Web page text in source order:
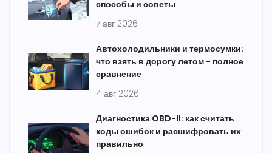
способы и советы
7 авг 2026
Автохолодильники и термосумки:
что взять в дорогу летом - полное
сравнение
4 авг 2026
Диагностика OBD-II: как считать
коды ошибок и расшифровать их
правильно